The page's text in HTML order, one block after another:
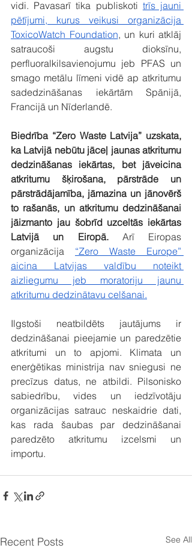
vidi. Pavasarī tika publiskoti trīs jauni
pētījumi, kurus veikusi organizācija
ToxicoWatch Foundation, un kuri atklāj
satraucoši augstu dioksīnu,
perfluoralkilsavienojumu jeb PFAS un
smago metālu līmeni vidē ap atkritumu
sadedzināšanas iekārtām Spānijā,
Francijā un Nīderlandē.
Biedrība “Zero Waste Latvija” uzskata,
ka Latvijā nebūtu jāceļ jaunas atkritumu
dedzināšanas iekārtas, bet jāveicina
atkritumu šķirošana, pārstrāde un
pārstrādājamība, jāmazina un jānovērš
to rašanās, un atkritumu dedzināšanai
jāizmanto jau šobrīd uzceltās iekārtas
Latvijā un Eiropā. Arī Eiropas
organizācija “Zero Waste Europe”
aicina Latvijas valdību noteikt
aizliegumu jeb moratoriju jaunu
atkritumu dedzinātavu celšanai.
Ilgstoši neatbildēts jautājums ir
dedzināšanai pieejamie un paredzētie
atkritumi un to apjomi. Klimata un
enerģētikas ministrija nav sniegusi ne
precīzus datus, ne atbildi. Pilsonisko
sabiedrību, vides un iedzīvotāju
organizācijas satrauc neskaidrie dati,
kas rada šaubas par dedzināšanai
paredzēto atkritumu izcelsmi un
importu.
Recent Posts See All